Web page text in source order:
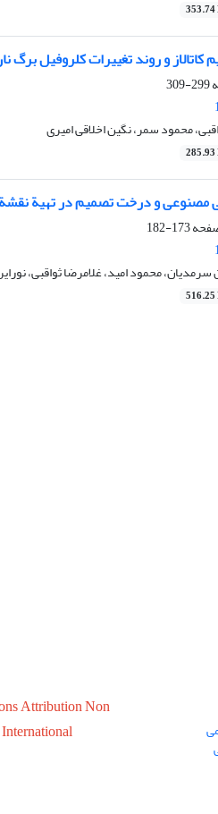
کاتالاز و روند تغییرات کلروفیل
299-309
محمود سمر، نگین اخلاقی امیری
و درخت تصمیم در تهیة نقشة
173-182
محمود امید، غلامرضا ثواقبی،
Attribution Non